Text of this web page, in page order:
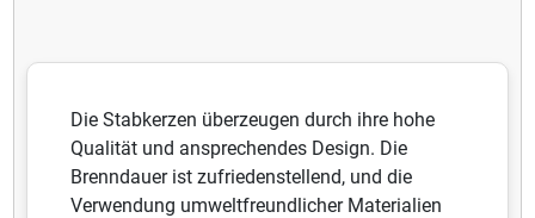
Die Stabkerzen überzeugen durch ihre hohe
Qualität und ansprechendes Design. Die
Brenndauer ist zufriedenstellend, und die
Verwendung umweltfreundlicher Materialien